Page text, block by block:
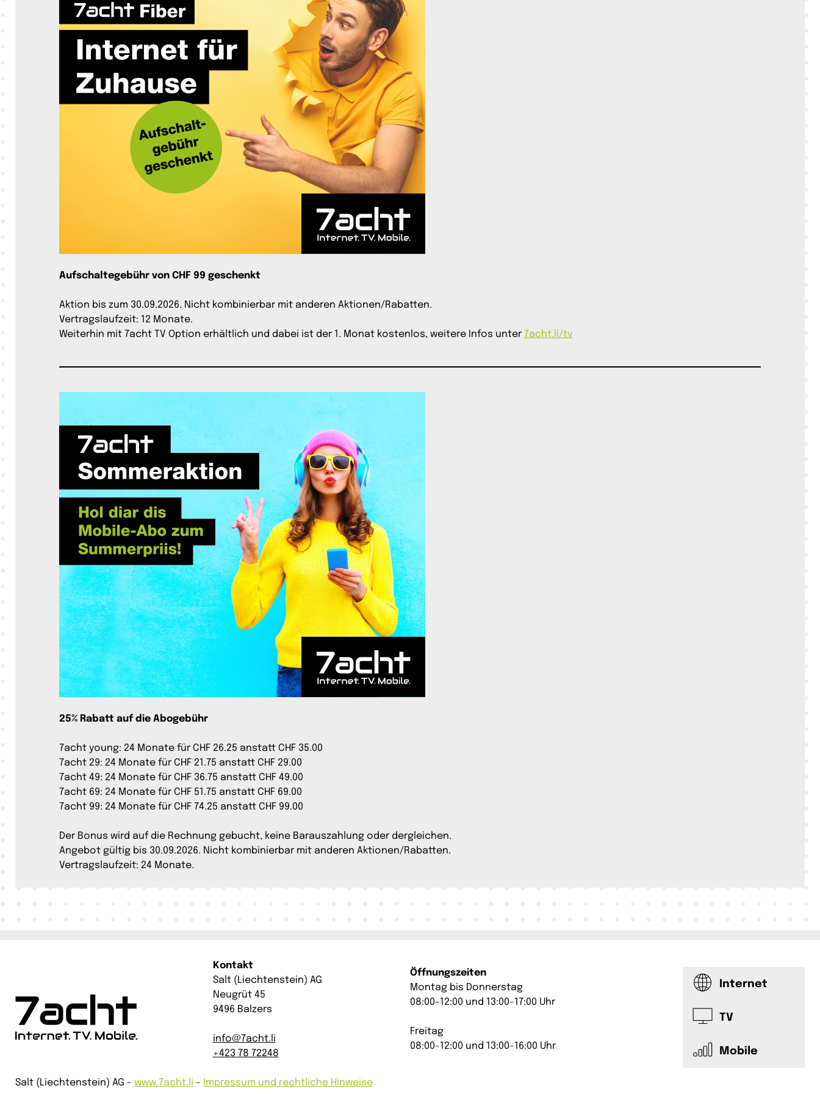
Aufschaltegebühr von CHF 99 geschenkt
Aktion bis zum 30.09.2026. Nicht kombinierbar mit anderen Aktionen/Rabatten.
Vertragslaufzeit: 12 Monate.
Weiterhin mit 7acht TV Option erhältlich und dabei ist der 1. Monat kostenlos, weitere Infos unter 7acht.li/tv
25% Rabatt auf die Abogebühr
7acht young: 24 Monate für CHF 26.25 anstatt CHF 35.00
7acht 29: 24 Monate für CHF 21.75 anstatt CHF 29.00
7acht 49: 24 Monate für CHF 36.75 anstatt CHF 49.00
7acht 69: 24 Monate für CHF 51.75 anstatt CHF 69.00
7acht 99: 24 Monate für CHF 74.25 anstatt CHF 99.00
Der Bonus wird auf die Rechnung gebucht, keine Barauszahlung oder dergleichen.
Angebot gültig bis 30.09.2026. Nicht kombinierbar mit anderen Aktionen/Rabatten.
Vertragslaufzeit: 24 Monate.
Kontakt
Salt (Liechtenstein) AG
Neugrüt 45
9496 Balzers
info@7acht.li
+423 78 72248
Öffnungszeiten
Montag bis Donnerstag
08:00-12:00 und 13:00-17:00 Uhr
Freitag
08:00-12:00 und 13:00-16:00 Uhr
Internet
TV
Mobile
Salt (Liechtenstein) AG - www.7acht.li - Impressum und rechtliche Hinweise